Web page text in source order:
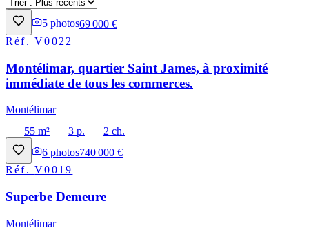
5 photos69 000 €
Réf.V0022
Montélimar, quartier Saint James, à proximité
immédiate de tous les commerces.
Montélimar
55 m²
3 p.
2 ch.
6 photos740 000 €
Réf.V0019
Superbe Demeure
Montélimar